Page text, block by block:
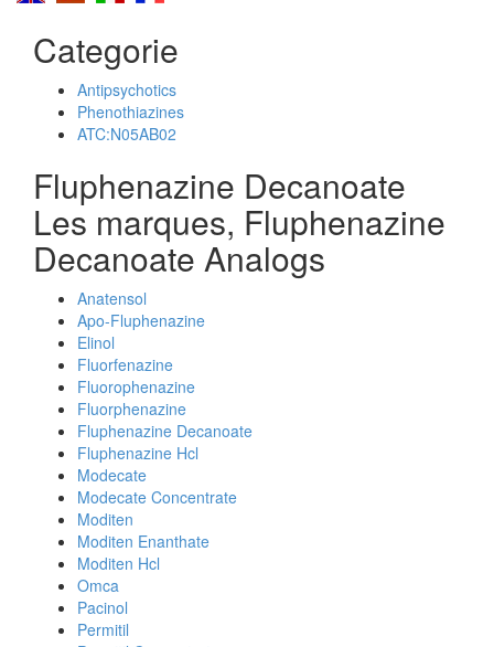
Categorie
Antipsychotics
Phenothiazines
ATC:N05AB02
Fluphenazine Decanoate
Les marques, Fluphenazine
Decanoate Analogs
Anatensol
Apo-Fluphenazine
Elinol
Fluorfenazine
Fluorophenazine
Fluorphenazine
Fluphenazine Decanoate
Fluphenazine Hcl
Modecate
Modecate Concentrate
Moditen
Moditen Enanthate
Moditen Hcl
Omca
Pacinol
Permitil